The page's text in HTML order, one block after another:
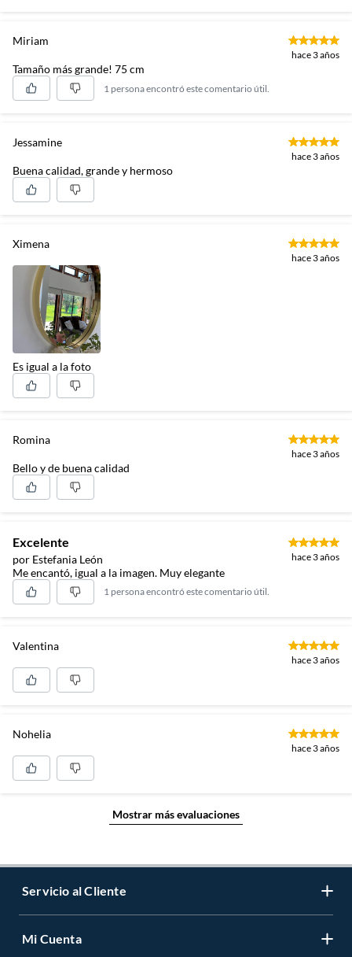
Miriam
hace 3 años
Tamaño más grande! 75 cm
1 persona encontró este comentario útil.
Jessamine
hace 3 años
Buena calidad, grande y hermoso
Ximena
hace 3 años
Es igual a la foto
Romina
hace 3 años
Bello y de buena calidad
Excelente
por Estefania León hace 3 años
Me encantó, igual a la imagen. Muy elegante
1 persona encontró este comentario útil.
Valentina
hace 3 años
Nohelia
hace 3 años
Mostrar más evaluaciones
Servicio al Cliente
Contáctanos
Mi Cuenta